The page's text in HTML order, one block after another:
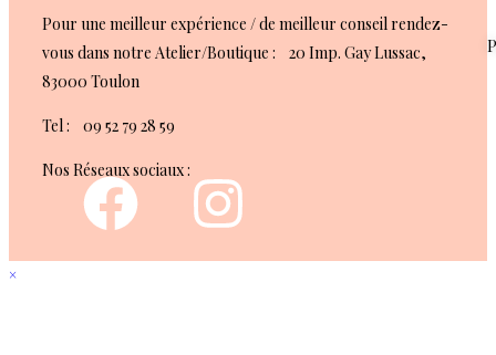
Pour une meilleur expérience / de meilleur conseil rendez-
vous dans notre Atelier/Boutique : 20 Imp. Gay Lussac,
83000 Toulon
Tel : 09 52 79 28 59
Nos Réseaux sociaux :
×